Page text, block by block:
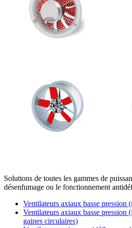
Solutions de toutes les gammes de
désenfumage ou le fonctionnement
Ventilateurs axiaux basse pression
Ventilateurs axiaux basse pression
gaines circulaires)